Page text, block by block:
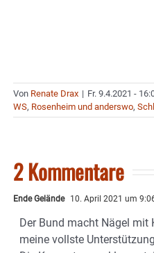
Von Renate Drax | Fr. 9.4.2021 -
WS, Rosenheim und anderswo,
2 Kommentare
Ende Gelände 10. April 2021 um
Der Bund macht Nägel
meine vollste